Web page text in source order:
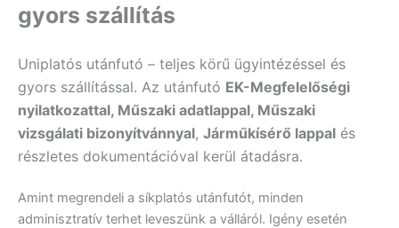
gyors szállítás
Uniplatós utánfutó – teljes körű ügyintézéssel és
gyors szállítással. Az utánfutó EK-Megfelelőségi
nyilatkozattal, Műszaki adatlappal, Műszaki
vizsgálati bizonyítvánnyal, Járműkísérő lappal és
részletes dokumentációval kerül átadásra.
Amint megrendeli a síkplatós utánfutót, minden
adminisztratív terhet leveszünk a válláról. Igény esetén